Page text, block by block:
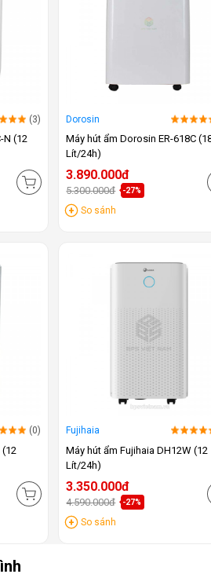
(3)
N (12
Dorosin
Máy hút ẩm Dorosin ER-618C
Lít/24h)
3.890.000đ
5.300.000đ -27%
So sánh
(0) Fujihaia
Máy hút ẩm Fujihaia DH12W (12
Lít/24h)
3.350.000đ
4.590.000đ -27%
So sánh